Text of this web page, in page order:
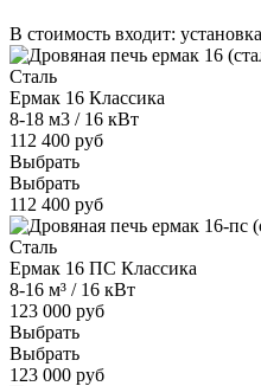
В стоимость входит:
Сталь
Ермак 16 Классика
8-18 м3 / 16 кВт
112 400 руб
Выбрать
Выбрать
112 400 руб
Сталь
Ермак 16 ПС Классика
8-16 м³ / 16 кВт
123 000 руб
Выбрать
Выбрать
123 000 руб